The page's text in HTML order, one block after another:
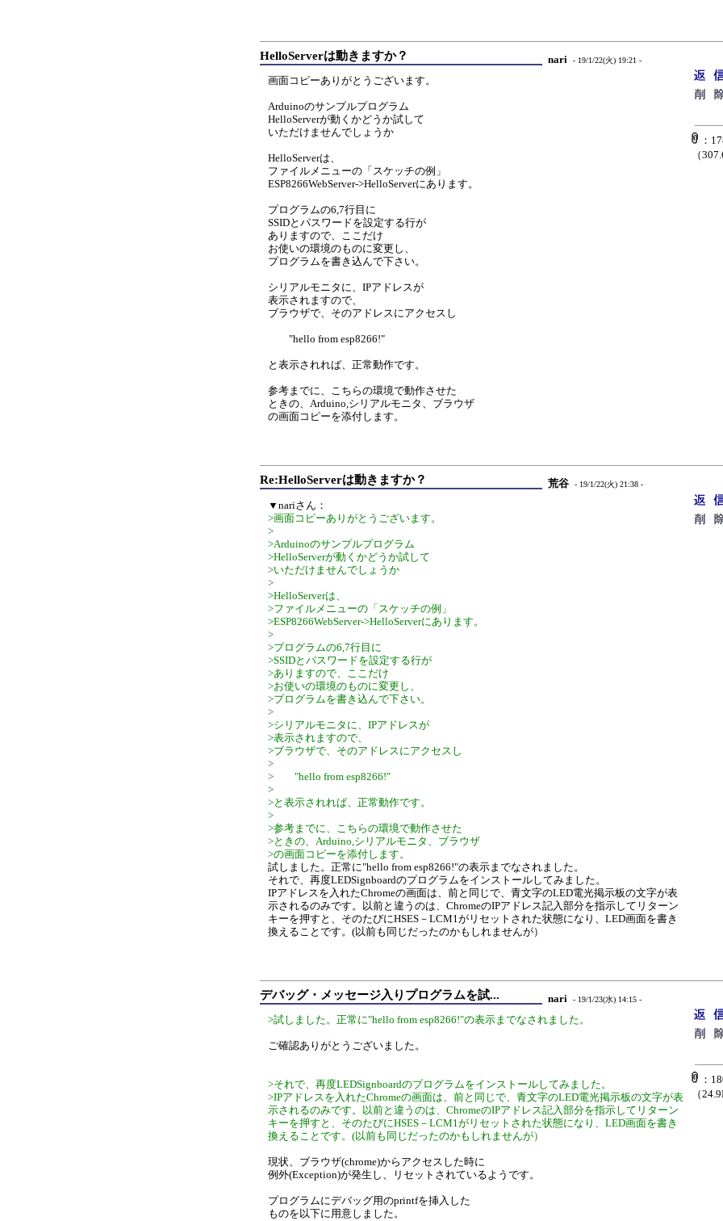
HelloServerは動きますか？ nari - 19/1/22(火) 19:21 -
画面コピーありがとうございます。
Arduinoのサンプルプログラム
HelloServerが動くかどうか試して
いただけませんでしょうか
HelloServerは、
ファイルメニューの「スケッチの例」
ESP8266WebServer->HelloServerにあります。
プログラムの6,7行目に
SSIDとパスワードを設定する行が
ありますので、ここだけ
お使いの環境のものに変更し、
プログラムを書き込んで下さい。
シリアルモニタに、IPアドレスが
表示されますので、
ブラウザで、そのアドレスにアクセスし
"hello from esp8266!"
と表示されれば、正常動作です。
参考までに、こちらの環境で動作させた
ときの、Arduino,シリアルモニタ、ブラウザ
の画面コピーを添付します。
：
（
Re:HelloServerは動きますか？ 荒谷 - 19/1/22(火) 21:38 -
▼nariさん：
>画面コピーありがとうございます。
>
>Arduinoのサンプルプログラム
>HelloServerが動くかどうか試して
>いただけませんでしょうか
>
>HelloServerは、
>ファイルメニューの「スケッチの例」
>ESP8266WebServer->HelloServerにあります。
>
>プログラムの6,7行目に
>SSIDとパスワードを設定する行が
>ありますので、ここだけ
>お使いの環境のものに変更し、
>プログラムを書き込んで下さい。
>
>シリアルモニタに、IPアドレスが
>表示されますので、
>ブラウザで、そのアドレスにアクセスし
>
> "hello from esp8266!"
>
>と表示されれば、正常動作です。
>
>参考までに、こちらの環境で動作させた
>ときの、Arduino,シリアルモニタ、ブラウザ
>の画面コピーを添付します。
試しました。正常に"hello from esp8266!"の表示までなされました。
それで、再度LEDSignboardのプログラムをインストールしてみました。
IPアドレスを入れたChromeの画面は、前と同じで、青文字のLED電光掲示板の文字が表
示されるのみです。以前と違うのは、ChromeのIPアドレス記入部分を指示してリターン
キーを押すと、そのたびにHSES－LCM1がリセットされた状態になり、LED画面を書き
換えることです。(以前も同じだったのかもしれませんが）
デバッグ・メッセージ入りプログラムを試... nari - 19/1/23(水) 14:15 -
>試しました。正常に"hello from esp8266!"の表示までなされました。
ご確認ありがとうございました。
>それで、再度LEDSignboardのプログラムをインストールしてみました。
>IPアドレスを入れたChromeの画面は、前と同じで、青文字のLED電光掲示板の文字が表
示されるのみです。以前と違うのは、ChromeのIPアドレス記入部分を指示してリターン
キーを押すと、そのたびにHSES－LCM1がリセットされた状態になり、LED画面を書き
換えることです。(以前も同じだったのかもしれませんが）
現状、ブラウザ(chrome)からアクセスした時に
例外(Exception)が発生し、リセットされているようです。
プログラムにデバッグ用のprintfを挿入した
ものを以下に用意しました。
：
（